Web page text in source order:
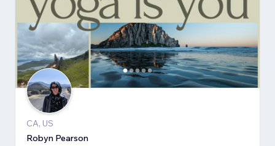
CA, US
Robyn Pearson